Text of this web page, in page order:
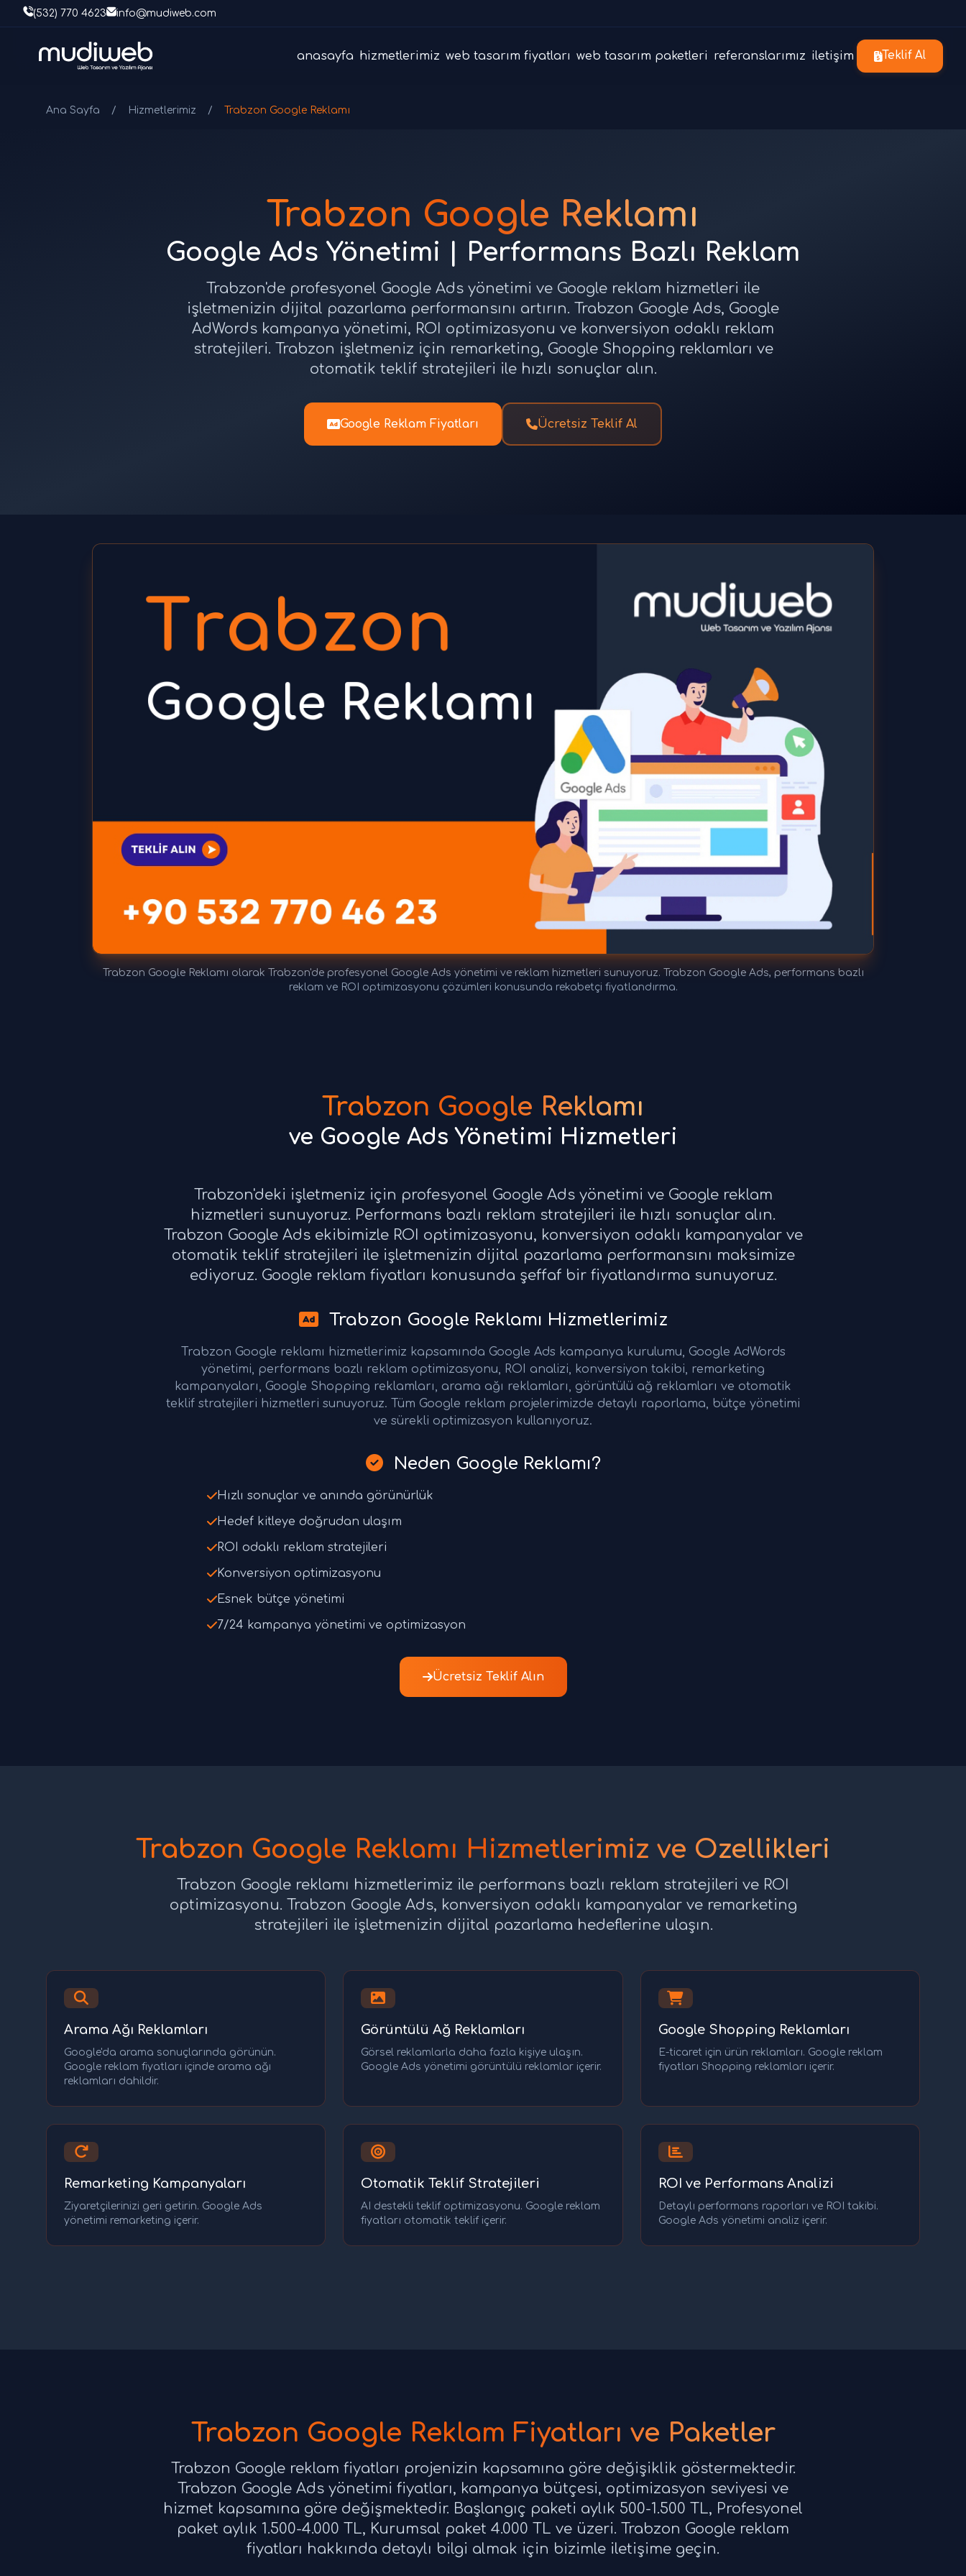
(532) 770 4623 info@mudiweb.com
anasayfa hizmetlerimiz web tasarım fiyatları web tasarım paketleri referanslarımız iletişim Teklif Al
Ana Sayfa / Hizmetlerimiz / Trabzon Google Reklamı
Trabzon Google Reklamı
Google Ads Yönetimi | Performans Bazlı Reklam
Trabzon'de profesyonel Google Ads yönetimi ve Google reklam hizmetleri ile
işletmenizin dijital pazarlama performansını artırın. Trabzon Google Ads, Google
AdWords kampanya yönetimi, ROI optimizasyonu ve konversiyon odaklı reklam
stratejileri. Trabzon işletmeniz için remarketing, Google Shopping reklamları ve
otomatik teklif stratejileri ile hızlı sonuçlar alın.
Google Reklam Fiyatları Ücretsiz Teklif Al
Trabzon Google Reklamı olarak Trabzon'de profesyonel Google Ads yönetimi ve reklam hizmetleri sunuyoruz. Trabzon Google Ads, performans bazlı
reklam ve ROI optimizasyonu çözümleri konusunda rekabetçi fiyatlandırma.
Trabzon Google Reklamı
ve Google Ads Yönetimi Hizmetleri
Trabzon'deki işletmeniz için profesyonel Google Ads yönetimi ve Google reklam
hizmetleri sunuyoruz. Performans bazlı reklam stratejileri ile hızlı sonuçlar alın.
Trabzon Google Ads ekibimizle ROI optimizasyonu, konversiyon odaklı kampanyalar ve
otomatik teklif stratejileri ile işletmenizin dijital pazarlama performansını maksimize
ediyoruz. Google reklam fiyatları konusunda şeffaf bir fiyatlandırma sunuyoruz.
Trabzon Google Reklamı Hizmetlerimiz
Trabzon Google reklamı hizmetlerimiz kapsamında Google Ads kampanya kurulumu, Google AdWords
yönetimi, performans bazlı reklam optimizasyonu, ROI analizi, konversiyon takibi, remarketing
kampanyaları, Google Shopping reklamları, arama ağı reklamları, görüntülü ağ reklamları ve otomatik
teklif stratejileri hizmetleri sunuyoruz. Tüm Google reklam projelerimizde detaylı raporlama, bütçe yönetimi
ve sürekli optimizasyon kullanıyoruz.
Neden Google Reklamı?
Hızlı sonuçlar ve anında görünürlük
Hedef kitleye doğrudan ulaşım
ROI odaklı reklam stratejileri
Konversiyon optimizasyonu
Esnek bütçe yönetimi
7/24 kampanya yönetimi ve optimizasyon
Ücretsiz Teklif Alın
Trabzon Google Reklamı Hizmetlerimiz ve Özellikleri
Trabzon Google reklamı hizmetlerimiz ile performans bazlı reklam stratejileri ve ROI
optimizasyonu. Trabzon Google Ads, konversiyon odaklı kampanyalar ve remarketing
stratejileri ile işletmenizin dijital pazarlama hedeflerine ulaşın.
Arama Ağı Reklamları
Google'da arama sonuçlarında görünün.
Google reklam fiyatları içinde arama ağı
reklamları dahildir.
Görüntülü Ağ Reklamları
Görsel reklamlarla daha fazla kişiye ulaşın.
Google Ads yönetimi görüntülü reklamlar içerir.
Google Shopping Reklamları
E-ticaret için ürün reklamları. Google reklam
fiyatları Shopping reklamları içerir.
Remarketing Kampanyaları
Ziyaretçilerinizi geri getirin. Google Ads
yönetimi remarketing içerir.
Otomatik Teklif Stratejileri
AI destekli teklif optimizasyonu. Google reklam
fiyatları otomatik teklif içerir.
ROI ve Performans Analizi
Detaylı performans raporları ve ROI takibi.
Google Ads yönetimi analiz içerir.
Trabzon Google Reklam Fiyatları ve Paketler
Trabzon Google reklam fiyatları projenizin kapsamına göre değişiklik göstermektedir.
Trabzon Google Ads yönetimi fiyatları, kampanya bütçesi, optimizasyon seviyesi ve
hizmet kapsamına göre değişmektedir. Başlangıç paketi aylık 500-1.500 TL, Profesyonel
paket aylık 1.500-4.000 TL, Kurumsal paket 4.000 TL ve üzeri. Trabzon Google reklam
fiyatları hakkında detaylı bilgi almak için bizimle iletişime geçin.